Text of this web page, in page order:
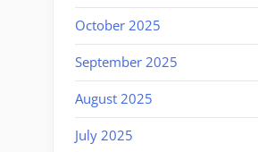
October 2025
September 2025
August 2025
July 2025